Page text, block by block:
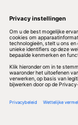
Privacyinstellingen
Volg ons